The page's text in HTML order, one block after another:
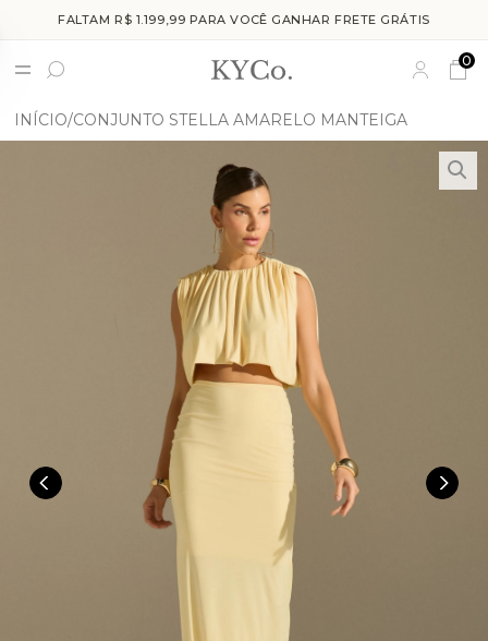
FALTAM R$ 1.199,99 PARA VOCÊ GANHAR FRETE GRÁTIS
0
INÍCIO CONJUNTO STELLA AMARELO MANTEIGA